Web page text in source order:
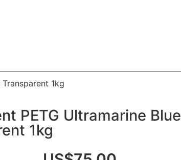
1kg
PETG Ultramarine Blue
1kg